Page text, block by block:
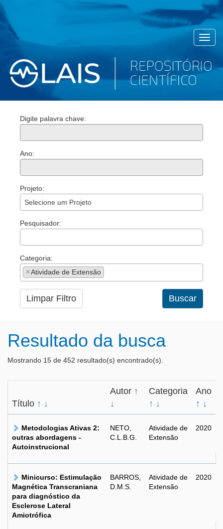
Digite palavra chave:
Ano:
Projeto:
Selecione um Projeto
Pesquisador:
Categoria:
×Atividade de Extensão
Limpar Filtro Buscar
Resultado da busca
Mostrando 15 de 452 resultado(s) encontrado(s).
Título ↑ ↓
Autor ↑
↓
Categoria
↑ ↓
Ano
↑ ↓
Metodologias Ativas 2:
outras abordagens -
Autoinstrucional
NETO,
C.L.B.G.
Atividade de
Extensão
2020
Minicurso: Estimulação
Magnética Transcraniana
para diagnóstico da
Esclerose Lateral
Amiotrófica
BARROS,
D.M.S.
Atividade de
Extensão
2020